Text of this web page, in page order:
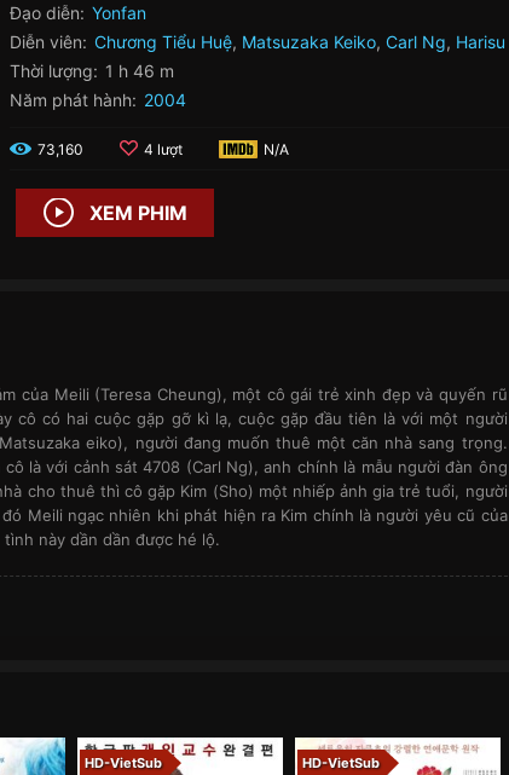
Đạo diễn: Yonfan
Diễn viên: Chương Tiểu Huệ, Matsuzaka Keiko,Carl Ng, Harisu
Thời lượng: 1 h 46 m
Năm phát hành: 2004
73,160 4 lượt N/A
XEM PHIM
của Meili (Teresa Cheung), một cô gái trẻ xinh đẹp và quyến rũ
cô có hai cuộc gặp gỡ kì lạ, cuộc gặp đầu tiên là với một người
eiko), người đang muốn thuê một căn nhà sang trọng.
là với cảnh sát 4708 (Carl Ng), anh chính là mẫu người đàn ông
cho thuê thì cô gặp Kim (Sho) một nhiếp ảnh gia trẻ tuổi, người
Meili ngạc nhiên khi phát hiện ra Kim chính là người yêu cũ của
này dần dần được hé lộ.
HD-VietSub HD-VietSub